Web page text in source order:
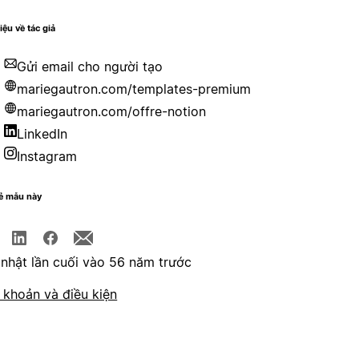
về tác giả
Gửi email cho người tạo
mariegautron.com/templates-premium
mariegautron.com/offre-notion
LinkedIn
Instagram
mẫu này
lần cuối vào 56 năm trước
và điều kiện